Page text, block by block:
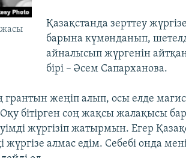
жасы
Қазақстанда зерттеу
барына күмәнданып,
айналысып жүргенін
бірі – Әсем Сапарханова.
грантын жеңіп алып, осы елде
бітірген соң жақсы жалақысы
жүргізіп жатырмын. Егер
жүргізе алмас едім. Себебі онда